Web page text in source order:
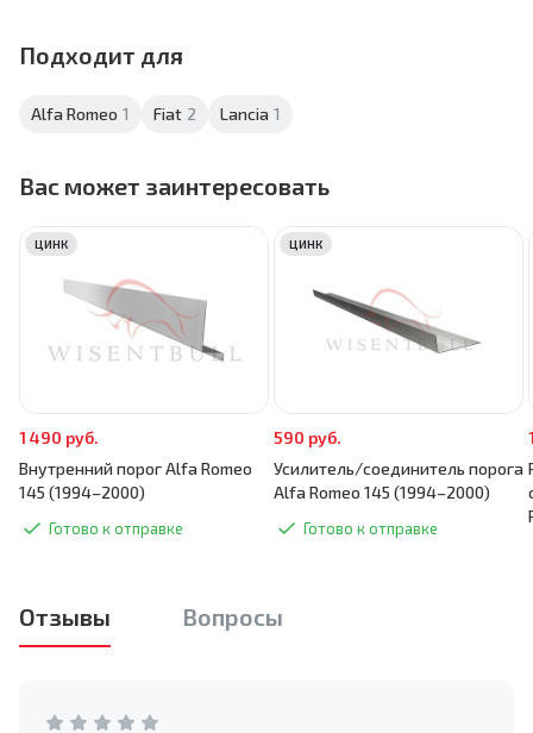
Подходит для
Alfa Romeo 1 Fiat 2 Lancia 1
Вас может заинтересовать
1 490 руб.
Внутренний порог Alfa Romeo
145 (1994–2000)
Готово к отправке
ЦИНК
590 руб.
Усилитель/соединитель порога
Alfa Romeo 145 (1994–2000)
Готово к отправке
ЦИНК
Отзывы Вопросы